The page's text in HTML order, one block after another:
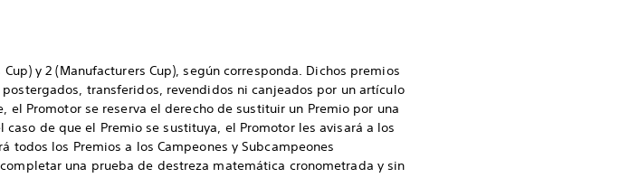
y 2 (Manufacturers Cup), según corresponda. Dichos premios
transferidos, revendidos ni canjeados por un artículo
Promotor se reserva el derecho de sustituir un Premio por una
de que el Premio se sustituya, el Promotor les avisará a los
todos los Premios a los Campeones y Subcampeones
una prueba de destreza matemática cronometrada y sin